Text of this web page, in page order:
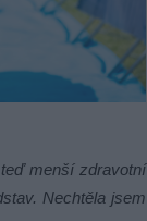
menší zdravotní
Nechtěla jsem